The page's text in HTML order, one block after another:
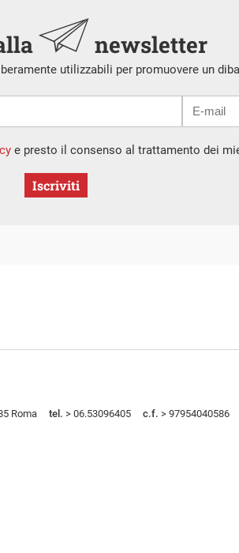
newsletter
utilizzabili per promuovere un
e presto il consenso al trattamento dei
Iscriviti
Roma tel. > 06.53096405 c.f. > 97954040586